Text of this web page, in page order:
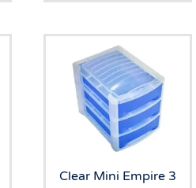
Clear Mini Empire 3